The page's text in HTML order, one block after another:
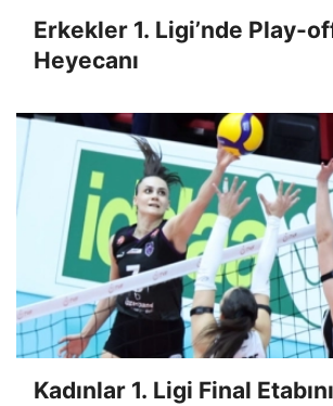
Erkekler 1. Ligi’nde Play-
Heyecanı
Kadınlar 1. Ligi Final